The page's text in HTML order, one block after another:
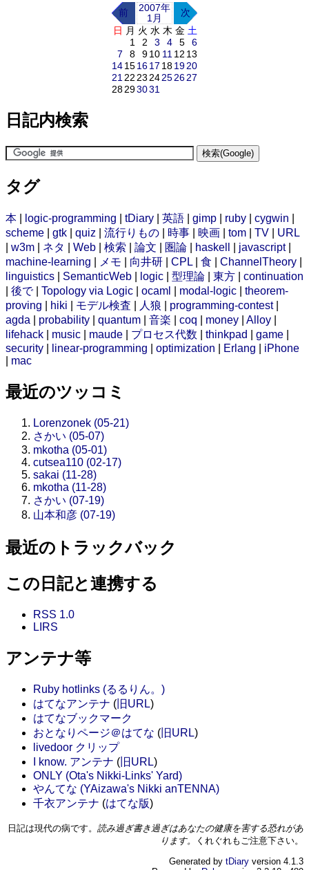
前
2007年
1月
次
日 月 火 水 木 金 土
1
2 3 4 5
6
7
8 910 11 12 13
14151617 181920
21 22 23 24252627
28293031
日記内検索
タグ
本 logic-programming tDiary 英語 gimp ruby cygwin
scheme
gtk quiz 流行りもの 時事 映画 tom TV
URL
w3m ネタ Web 検索 論文 圏論 haskell javascript|
machine-learning
メモ 向井研 CPL 食 ChannelTheory
linguistics
SemanticWeb logic 型理論 東方
continuation
後で| Topology via Logic ocaml modal-logic
theorem-
proving
hiki モデル検査 人狼 programming-contest|
agda
probability quantum 音楽 coq money Alloy
lifehack
music maude プロセス代数 thinkpad game
security
linear-programming optimization Erlang
iPhone
mac
最近のツッコミ
Lorenzonek (05-21)
さかい (05-07)
mkotha (05-01)
cutsea110 (02-17)
sakai (11-28)
mkotha (11-28)
さかい (07-19)
山本和彦 (07-19)
最近のトラックバック
この日記と連携する
RSS 1.0
LIRS
アンテナ等
Ruby hotlinks (るるりん。)
はてなアンテナ ( 旧URL)
はてなブックマーク
おとなりページ＠はてな ( 旧URL)
livedoor クリップ
I know. アンテナ ( 旧URL)
ONLY (Ota's Nikki-Links' Yard)
やんてな (YAizawa's Nikki anTENNA)
千衣アンテナ (はてな版)
日記は現代の病です。 読み過ぎ書き過ぎはあなたの健康を害する恐れがあ
ります。
くれぐれもご注意下さい。
Generated by tDiary version 4.1.3